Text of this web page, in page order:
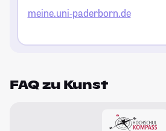
meine.uni-paderborn.de
FAQ zu Kunst